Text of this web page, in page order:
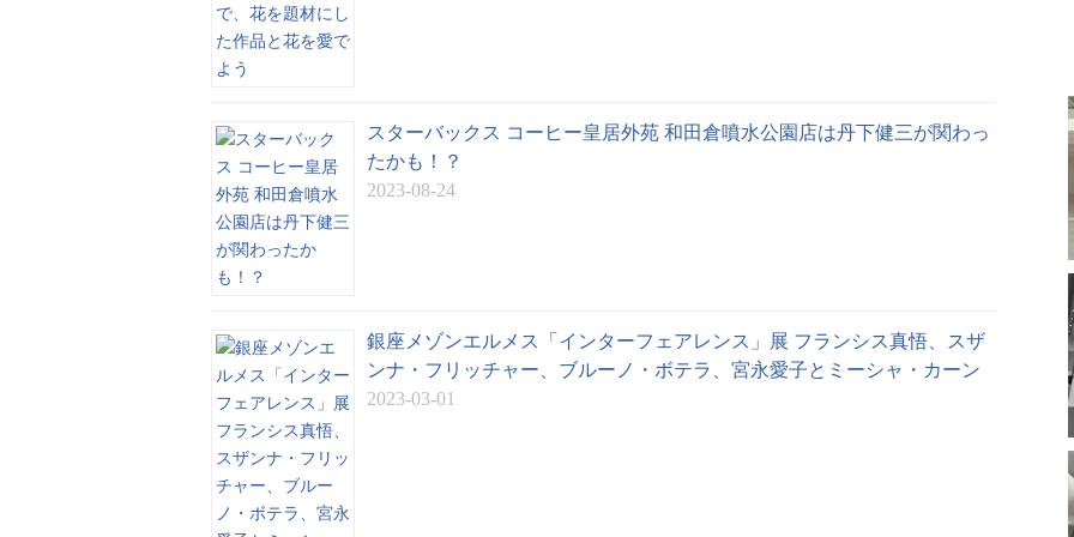
スターバックス コーヒー皇居外苑 和田倉噴水公園店は丹下健三が関わっ
たかも！？
2023-08-24
銀座メゾンエルメス「インターフェアレンス」展 フランシス真悟、スザ
ンナ・フリッチャー、ブルーノ・ボテラ、宮永愛子とミーシャ・カーン
2023-03-01